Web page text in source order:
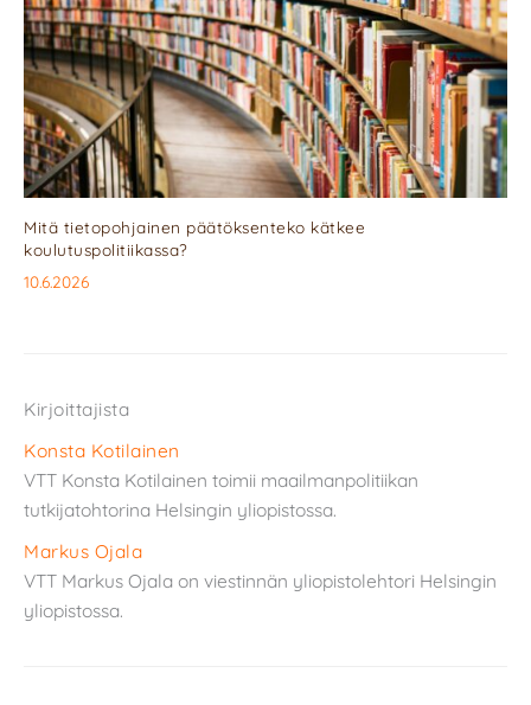
Mitä tietopohjainen päätöksenteko kätkee
koulutuspolitiikassa?
10.6.2026
Kirjoittajista
Konsta Kotilainen
VTT Konsta Kotilainen toimii maailmanpolitiikan
tutkijatohtorina Helsingin yliopistossa.
Markus Ojala
VTT Markus Ojala on viestinnän yliopistolehtori Helsingin
yliopistossa.